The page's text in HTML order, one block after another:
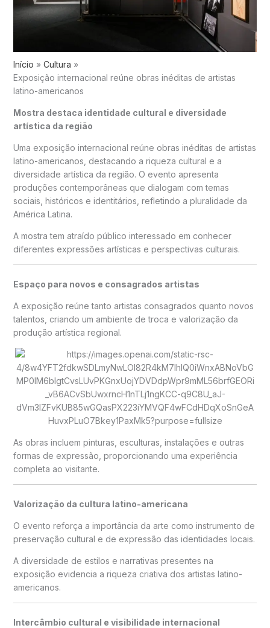
Início
Cultura
Exposição internacional reúne obras inéditas de artistas
latino-americanos
Mostra destaca identidade cultural e diversidade
artística da região
Uma exposição internacional reúne obras inéditas de artistas
latino-americanos, destacando a riqueza cultural e a
diversidade artística da região. O evento apresenta
produções contemporâneas que dialogam com temas
sociais, históricos e identitários, refletindo a pluralidade da
América Latina.
A mostra tem atraído público interessado em conhecer
diferentes expressões artísticas e perspectivas culturais.
Espaço para novos e consagrados artistas
A exposição reúne tanto artistas consagrados quanto novos
talentos, criando um ambiente de troca e valorização da
produção artística regional.
As obras incluem pinturas, esculturas, instalações e outras
formas de expressão, proporcionando uma experiência
completa ao visitante.
Valorização da cultura latino-americana
O evento reforça a importância da arte como instrumento de
preservação cultural e de expressão das identidades locais.
A diversidade de estilos e narrativas presentes na
exposição evidencia a riqueza criativa dos artistas latino-
americanos.
Intercâmbio cultural e visibilidade internacional